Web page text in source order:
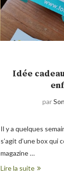
Idée
par
Il y a quelques
s’agit d’une box
magazine …
Lire la suite